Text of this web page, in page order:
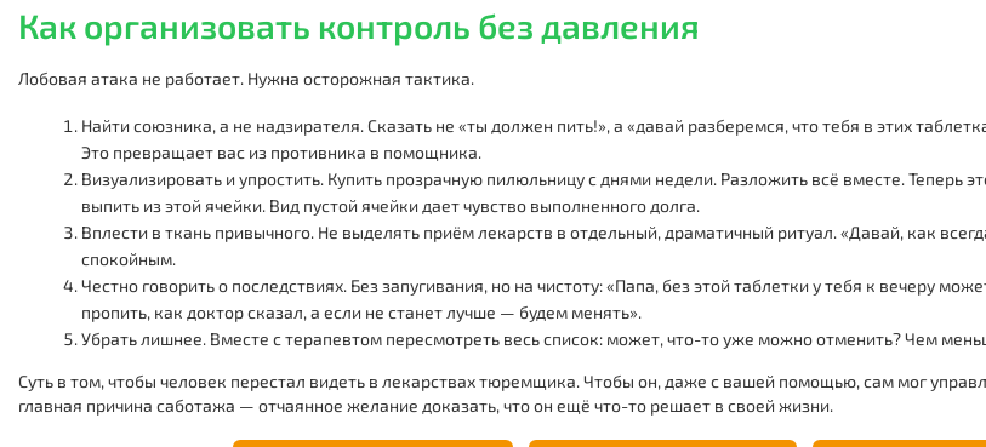
Как организовать контроль без давления
Лобовая атака не работает. Нужна осторожная тактика.
Найти союзника, а не надзирателя. Сказать не «ты должен пить!», а «давай разберемся, что тебя в этих
Это превращает вас из противника в помощника.
Визуализировать и упростить. Купить прозрачную пилюльницу с днями недели. Разложить всё вместе. Теперь
выпить из этой ячейки. Вид пустой ячейки дает чувство выполненного долга.
Вплести в ткань привычного. Не выделять приём лекарств в отдельный, драматичный ритуал. «Давай, как
спокойным.
Честно говорить о последствиях. Без запугивания, но на чистоту: «Папа, без этой таблетки у тебя к вечеру
пропить, как доктор сказал, а если не станет лучше — будем менять».
Убрать лишнее. Вместе с терапевтом пересмотреть весь список: может, что-то уже можно отменить? Чем
Суть в том, чтобы человек перестал видеть в лекарствах тюремщика. Чтобы он, даже с вашей помощью, сам мог
главная причина саботажа — отчаянное желание доказать, что он ещё что-то решает в своей жизни.